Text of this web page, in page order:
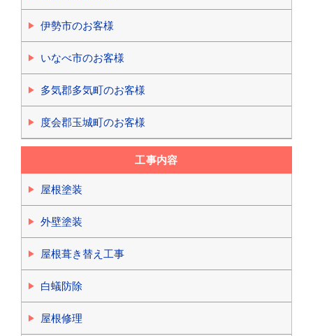
伊勢市のお客様
いなべ市のお客様
多気郡多気町のお客様
度会郡玉城町のお客様
工事内容
屋根塗装
外壁塗装
屋根葺き替え工事
白蟻防除
屋根修理